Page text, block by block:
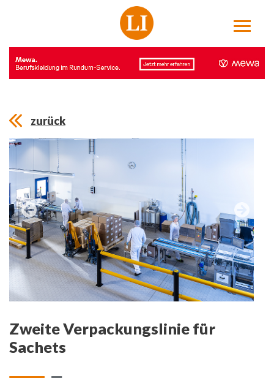
zurück
Zweite Verpackungslinie für
Sachets